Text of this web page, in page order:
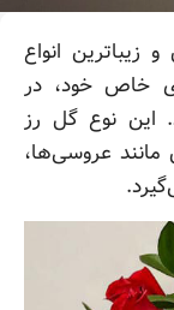
انواع
خاص خود، در
این نوع گل رز
عروسی‌ها،